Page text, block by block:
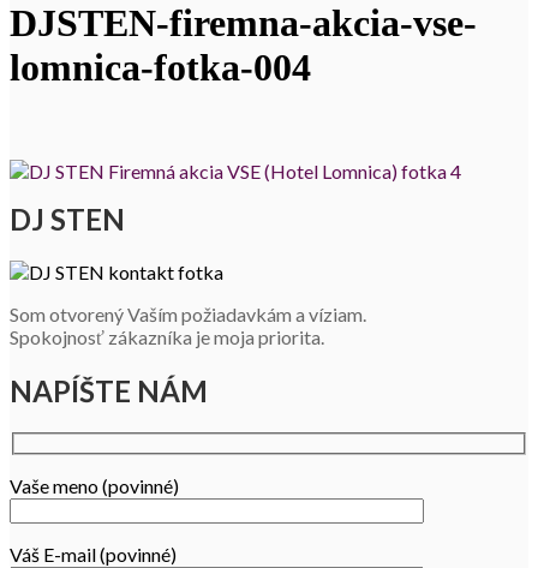
DJSTEN-firemna-akcia-vse-
lomnica-fotka-004
DJ STEN
Som otvorený Vaším požiadavkám a víziam.
Spokojnosť zákazníka je moja priorita.
NAPÍŠTE NÁM
Vaše meno (povinné)
Váš E-mail (povinné)